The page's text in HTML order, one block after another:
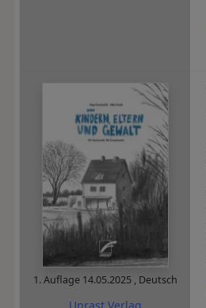
1. Auflage 14.05.2025 , Deutsch